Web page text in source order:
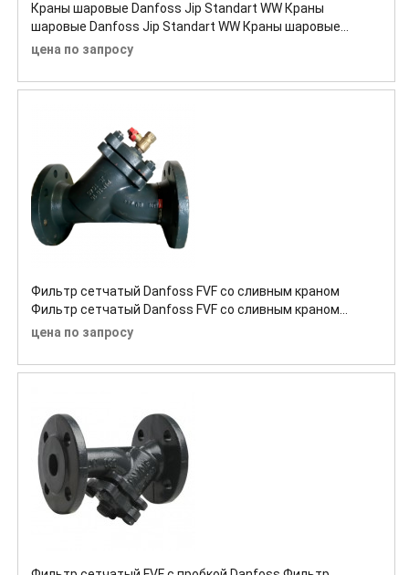
Краны шаровые Danfoss Jip Standart WW Краны
шаровые Danfoss Jip Standart WW Краны шаровые
Danfoss Jip Standart WW
цена по запросу
Фильтр сетчатый Danfoss FVF со сливным краном
Фильтр сетчатый Danfoss FVF со сливным краном
цена по запросу